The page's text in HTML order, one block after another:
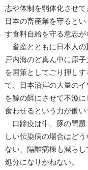
志や体制を弱体化させて
日本の畜産業を守ると
す食料自給を守る意志が
畜産とともに日本人の
戸内海のど真ん中に原
を国策としてごり押し
て、日本沿岸の大量の
を鯨の餌にさせて不漁
食わせるという力が働い
口蹄疫は牛、豚の問題
しい伝染病の場合はど
ない、隔離病棟も減ら
処分になりかねない。